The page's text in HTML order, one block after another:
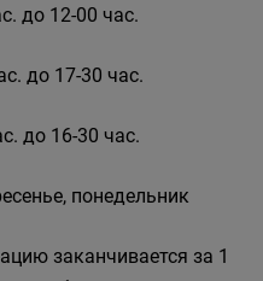
до 12-00 час.
до 17-30 час.
до 16-30 час.
понедельник
заканчивается за 1